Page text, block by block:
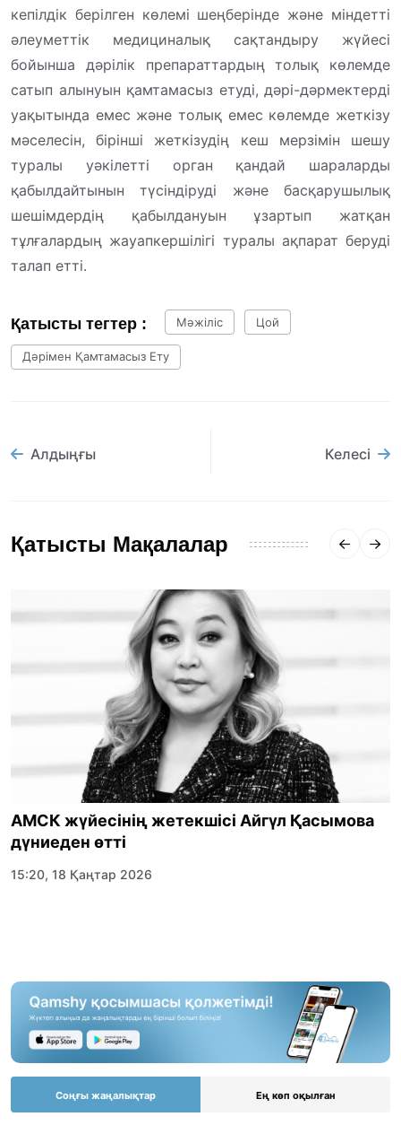
кепілдік берілген көлемі шеңберінде және міндетті
әлеуметтік медициналық сақтандыру жүйесі
бойынша дәрілік препараттардың толық көлемде
сатып алынуын қамтамасыз етуді, дәрі-дәрмектерді
уақытында емес және толық емес көлемде жеткізу
мәселесін, бірінші жеткізудің кеш мерзімін шешу
туралы уәкілетті орган қандай шараларды
қабылдайтынын түсіндіруді және басқарушылық
шешімдердің қабылдануын ұзартып жатқан
тұлғалардың жауапкершілігі туралы ақпарат беруді
талап етті.
Қатысты тегтер : Мәжіліс Цой
Дәрімен Қамтамасыз Ету
Алдыңғы Келесі
Қатысты Мақалалар
АМСК жүйесінің жетекшісі Айгүл Қасымова
дүниеден өтті
15:20, 18 Қаңтар 2026
Соңғы жаңалықтар Ең көп оқылған